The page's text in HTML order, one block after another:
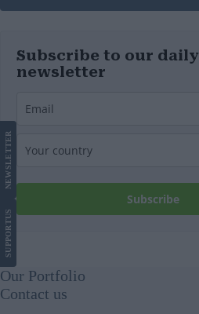
Subscribe to our daily
newsletter
Subscribe
SUPPORT
US
NEWS
LETTER
Our Portfolio
Contact us